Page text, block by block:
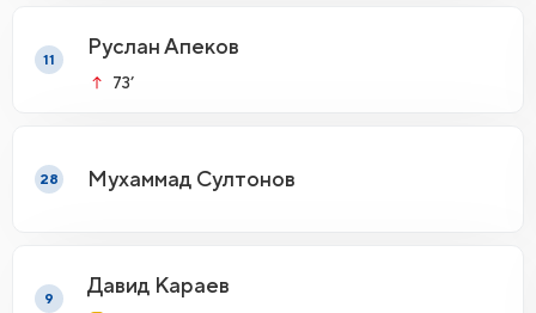
11
Руслан Апеков
73’
28 Мухаммад Султонов
9
Давид Караев